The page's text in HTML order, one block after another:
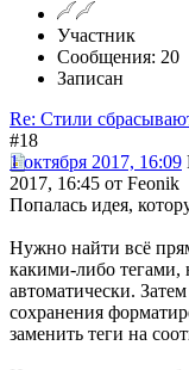
Участник
Сообщения: 20
Записан
Re: Стили
#18
1 октября 2017, 16:09
2017, 16:45 от Feonik
Попалась идея,
Нужно найти всё
какими-либо
автоматически.
сохранения
заменить теги на